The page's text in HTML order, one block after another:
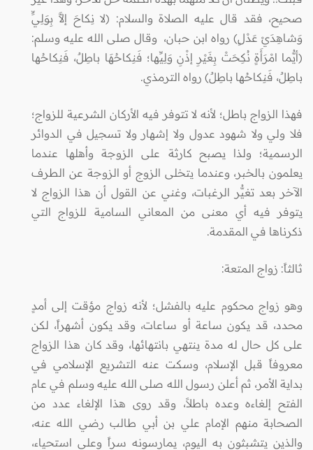
صحيح، فقد قال عليه الصلاة والسلام: (لا نِكاحَ إلاَّ بِوَلِيٍّ
وَشاهِدَيْ عَدْلٍ) رواه ابن حبان، وقال صلى الله عليه وسلم:
(أيُّما امْرَأَةٍ نُكِحَتْ بِغَيْرِ إذْنِ وَلِيِّها؛ فَنِكاحُهَا باطِلٌ، فَنِكاحُها
باطِلٌ، فَنِكاحُها باطِلٌ) رواه الترمذي.
فهذا الزواج باطل؛ لأنه لا تتوفر فيه الأركان الشرعية للزواج؛
فلا ولي ولا شهود عدول ولا إشهار ولا تسجيل في الدوائر
الرسمية؛ ولذا يصبح كارثة على الزوجة وأهلها عندما
يعلمون بالخبر، وعندما يتخلى الزوج أو الزوجة عن الطرف
الآخر بعد تغيُّر الرغبات، وغني عن القول أن هذا الزواج لا
يتوفر فيه أي معنى من المعاني السامية للزواج التي
ذكرناها في المقدمة.
ثالثاً: زواج المتعة:
وهو زواج محكوم عليه بالفشل؛ لأنه زواج مؤقت إلى أمدٍ
محدد، قد يكون ساعة أو ساعات، وقد يكون أشهراً، لكن
على كل حال له مدة ينتهي بانتهائها، وقد كان هذا الزواج
معروفاً قبل الإسلام، وسكت عنه التشريع الإسلامي في
بداية الأمر، ثم أعلن رسول الله صلى الله عليه وسلم في عام
الفتح إلغاءه وعده باطلاً، وقد روى هذا الإلغاء عدد من
الصحابة منهم الإمام علي بن أبي طالب رضي الله عنه،
والذين يتشبثون به اليوم، يمارسونه سراً وعلى استحياء،